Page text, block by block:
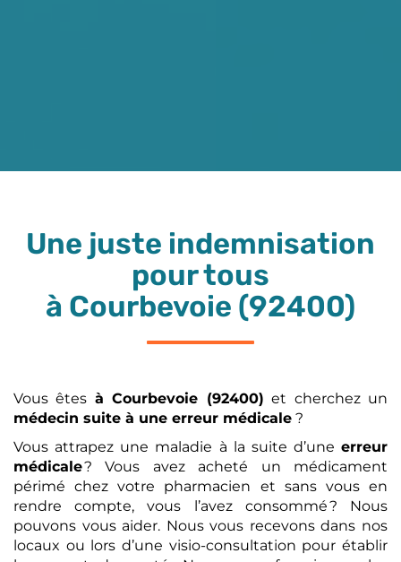
Une juste indemnisation
pour tous
à Courbevoie (92400)
Vous êtes à Courbevoie (92400) et cherchez un
médecin suite à une erreur médicale ?
Vous attrapez une maladie à la suite d’une erreur
médicale? Vous avez acheté un médicament
périmé chez votre pharmacien et sans vous en
rendre compte, vous l’avez consommé ? Nous
pouvons vous aider. Nous vous recevons dans nos
locaux ou lors d’une visio-consultation pour établir